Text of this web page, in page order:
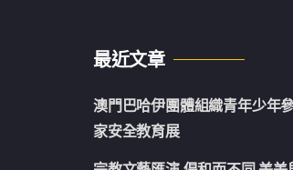
最近文章
澳門巴哈伊團體組織青年少年
家安全教育展